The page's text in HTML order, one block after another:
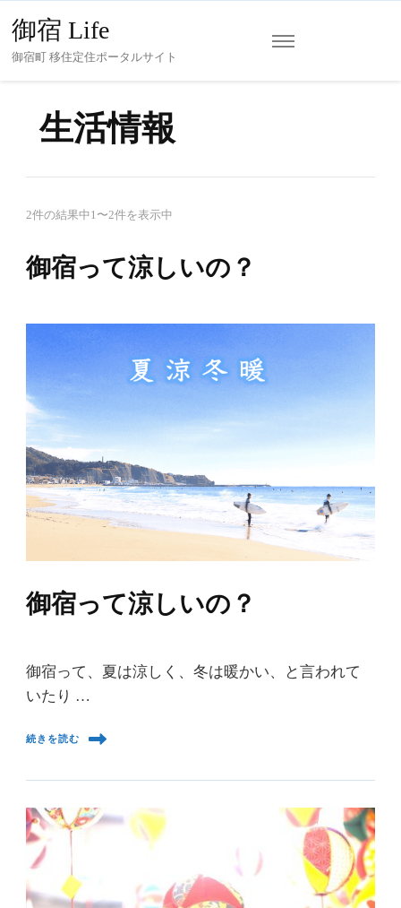
御宿 Life
御宿町 移住定住ポータルサイト
生活情報
2件の結果中1〜2件を表示中
御宿って涼しいの？
御宿って涼しいの？
御宿って、夏は涼しく、冬は暖かい、と言われて
いたり …
続きを読む